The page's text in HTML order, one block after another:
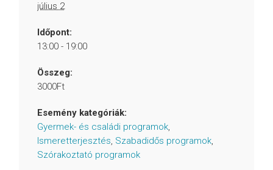
július 2
Időpont:
13:00 - 19:00
Összeg:
3000Ft
Esemény kategóriák:
Gyermek- és családi programok,
Ismeretterjesztés, Szabadidős programok,
Szórakoztató programok